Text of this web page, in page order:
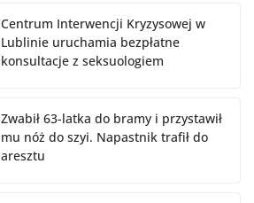
Centrum Interwencji Kryzysowej w
Lublinie uruchamia bezpłatne
konsultacje z seksuologiem
Zwabił 63-latka do bramy i przystawił
mu nóż do szyi. Napastnik trafił do
aresztu